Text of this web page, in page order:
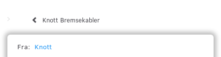
Knott Bremsekabler
Fra: Knott